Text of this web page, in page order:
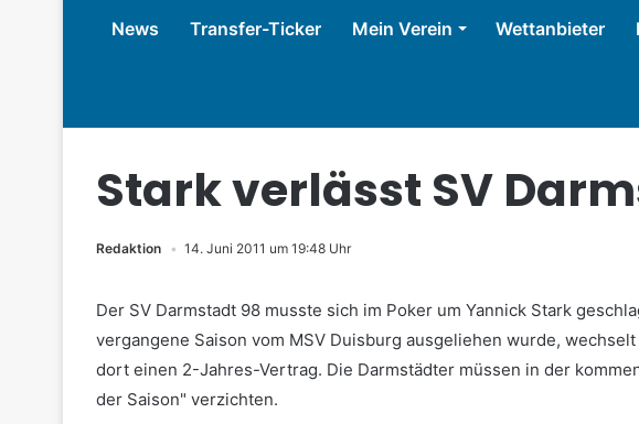
News Transfer-Ticker Mein Verein Wettanbieter
Stark verlässt SV
Redaktion 14. Juni 2011 um 19:48 Uhr
Der SV Darmstadt 98 musste sich im Poker um Yannick Stark
vergangene Saison vom MSV Duisburg ausgeliehen wurde,
dort einen 2-Jahres-Vertrag. Die Darmstädter müssen in der
der Saison" verzichten.